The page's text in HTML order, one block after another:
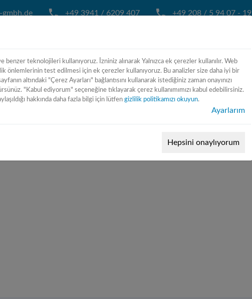
gmbh.de +49 3941 / 6209 407 +49 208 / 5 94 07 - 19
ANA SAYFA BIZ KIMIZ MAKINA LISTESI AKSESUAR
benzer teknolojileri kullanıyoruz. İzniniz alınarak Yalnızca ek çerezler kullanılır. Web
önlemlerinin test edilmesi için ek çerezler kullanıyoruz. Bu analizler size daha iyi bir
altındaki "Çerez Ayarları" bağlantısını kullanarak istediğiniz zaman onayınızı
"Kabul ediyorum" seçeneğine tıklayarak çerez kullanımımızı kabul edebilirsiniz.
hakkında daha fazla bilgi için lütfen gizlilik politikamızı okuyun.
Ayarlarım
Hepsini onaylıyorum